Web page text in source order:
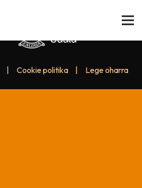
Cookie politika Lege oharra